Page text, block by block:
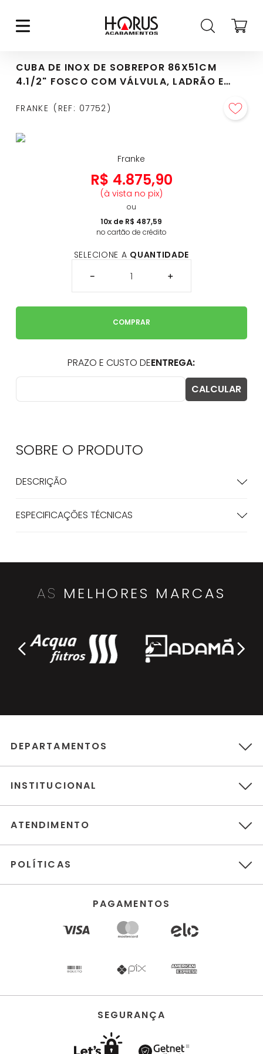
CUBA DE INOX DE SOBREPOR 86X51CM
4.1/2" FOSCO COM VÁLVULA, LADRÃO E
FRANKE REF: 07752
Franke
R$ 4.875,90
(à vista no pix)
ou
10x de R$ 487,59
no cartão de crédito
SELECIONE A QUANTIDADE
＋
－
COMPRAR
SOBRE O PRODUTO
DESCRIÇÃO
ESPECIFICAÇÕES TÉCNICAS
AS MELHORES MARCAS
DEPARTAMENTOS
INSTITUCIONAL
ATENDIMENTO
POLÍTICAS
PAGAMENTOS
SEGURANÇA